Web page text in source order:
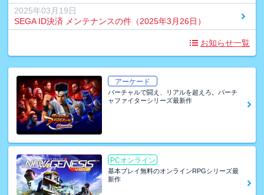
2025年03月19日
SEGA ID決済 メンテナンスの件（2025年3月26日）
お知らせ一覧
アーケード
バーチャルで闘え、リアルを超えろ。バーチ
ャファイターシリーズ最新作
PCオンライン
基本プレイ無料のオンラインRPGシリーズ最
新作